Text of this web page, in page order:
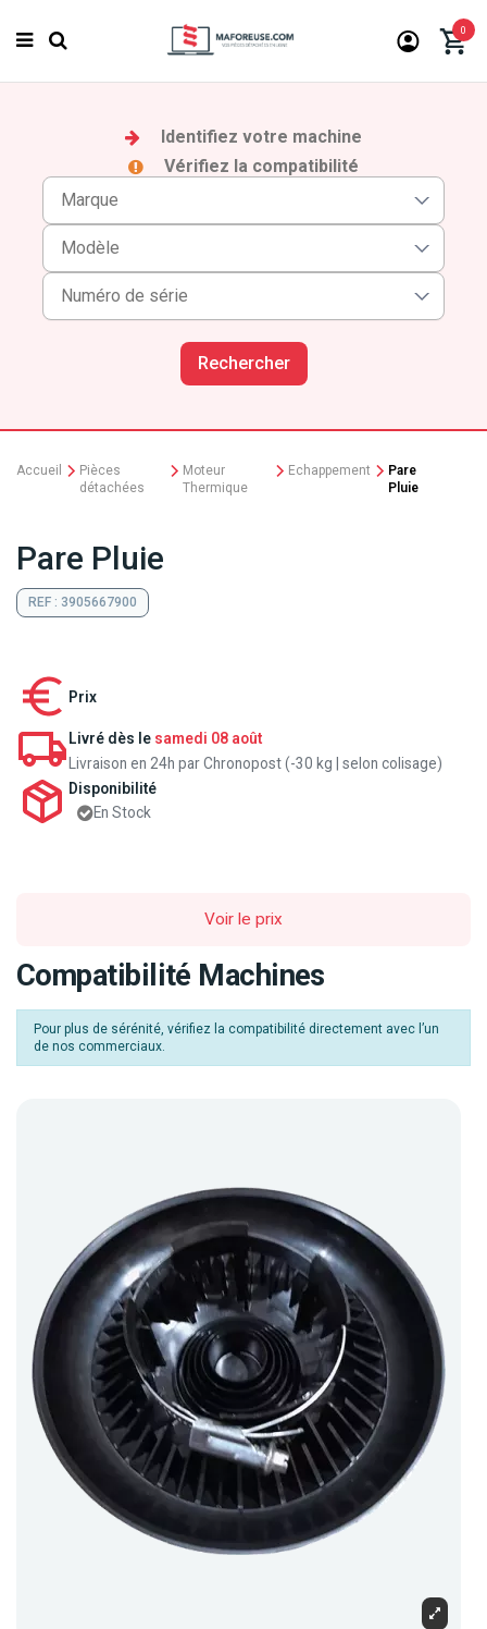
0
Identifiez votre machine
Vérifiez la compatibilité
Rechercher
Accueil
Pièces
détachées
Moteur
Thermique
Echappement
Pare
Pluie
Pare Pluie
REF : 3905667900
Prix
Livré dès le samedi 08 août
Livraison en 24h par Chronopost (-30 kg | selon colisage)
Disponibilité
En Stock
Voir le prix
Compatibilité Machines
Pour plus de sérénité, vérifiez la compatibilité directement avec l’un
de nos commerciaux.